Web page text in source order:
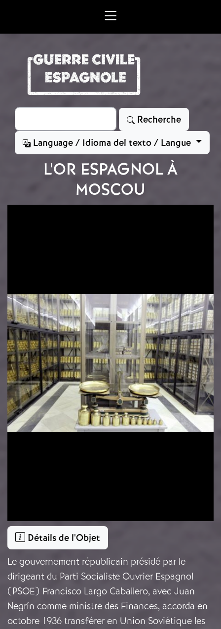
Rechercher
Recherche
Language / Idioma del texto / Langue
L'OR ESPAGNOL À
MOSCOU
Détails de l'Objet
Le gouvernement républicain présidé par le
dirigeant du Parti Socialiste Ouvrier Espagnol
(PSOE) Francisco Largo Caballero, avec Juan
Negrín comme ministre des Finances, accorda en
octobre 1936 transférer en Union Soviétique les